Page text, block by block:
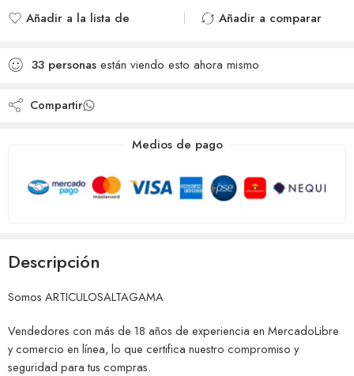
Añadir a la lista de
Añadido a la lista de
deseos
Añadir a comparar
33 personas están viendo esto ahora mismo
Compartir
Medios de pago
Descripción
Somos ARTICULOSALTAGAMA
Vendedores con más de 18 años de experiencia en MercadoLibre
y comercio en línea, lo que certifica nuestro compromiso y
seguridad para tus compras.